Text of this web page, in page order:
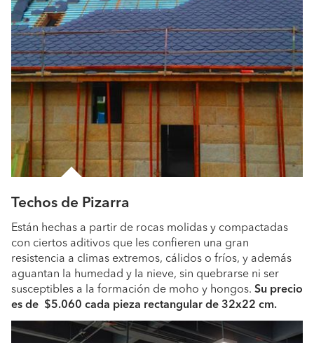
Techos de Pizarra
Están hechas a partir de rocas molidas y compactadas
con ciertos aditivos que les confieren una gran
resistencia a climas extremos, cálidos o fríos, y además
aguantan la humedad y la nieve, sin quebrarse ni ser
susceptibles a la formación de moho y hongos. Su precio
es de $5.060 cada pieza rectangular de 32x22 cm.